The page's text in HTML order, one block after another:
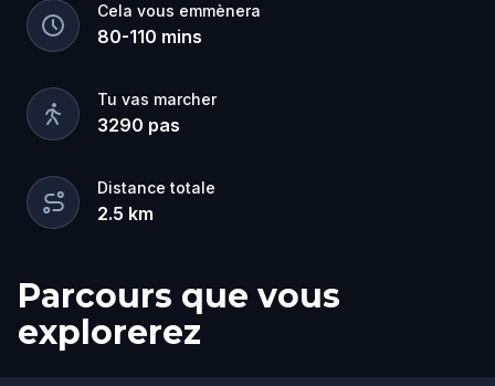
Cela vous emmènera
80-110 mins
Tu vas marcher
3290 pas
Distance totale
2.5 km
Parcours que vous
explorerez
Départ
Arrivée